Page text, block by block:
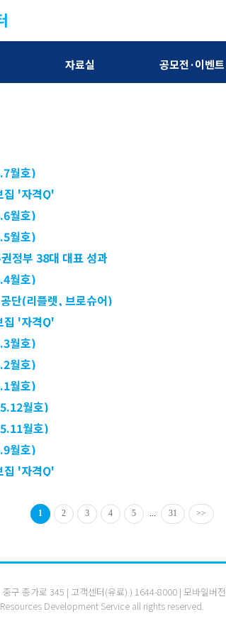
자료실 공모전·이벤트
월호)
집 '자격Q'
월호)
월호)
정부 38대 대표 성과
월호)
단(리플렛, 브로슈어)
집 '자격Q'
월호)
월호)
월호)
월호)
월호)
월호)
집 '자격Q'
1 2 3 4 5 ... 31 >>
구 종가로 345 | 고객센터(유료) ) 1644-8000| 모바일버전
Development Service all rights reserved.